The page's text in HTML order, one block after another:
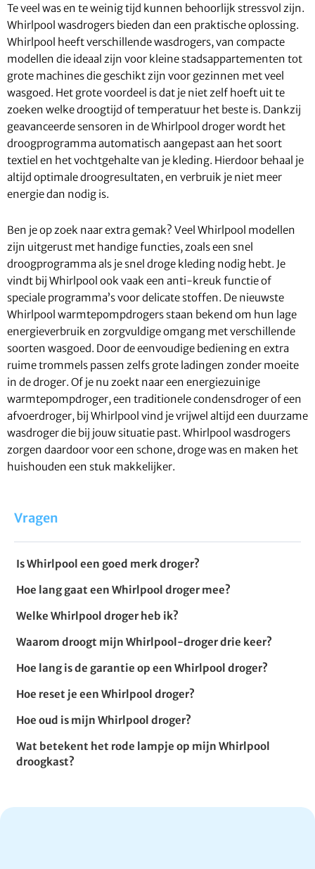
Te veel was en te weinig tijd kunnen behoorlijk stressvol zijn.
Whirlpool wasdrogers bieden dan een praktische oplossing.
Whirlpool heeft verschillende wasdrogers, van compacte
modellen die ideaal zijn voor kleine stadsappartementen tot
grote machines die geschikt zijn voor gezinnen met veel
wasgoed. Het grote voordeel is dat je niet zelf hoeft uit te
zoeken welke droogtijd of temperatuur het beste is. Dankzij
geavanceerde sensoren in de Whirlpool droger wordt het
droogprogramma automatisch aangepast aan het soort
textiel en het vochtgehalte van je kleding. Hierdoor behaal je
altijd optimale droogresultaten, en verbruik je niet meer
energie dan nodig is.
Ben je op zoek naar extra gemak? Veel Whirlpool modellen
zijn uitgerust met handige functies, zoals een snel
droogprogramma als je snel droge kleding nodig hebt. Je
vindt bij Whirlpool ook vaak een anti-kreuk functie of
speciale programma’s voor delicate stoffen. De nieuwste
Whirlpool warmtepompdrogers staan bekend om hun lage
energieverbruik en zorgvuldige omgang met verschillende
soorten wasgoed. Door de eenvoudige bediening en extra
ruime trommels passen zelfs grote ladingen zonder moeite
in de droger. Of je nu zoekt naar een energiezuinige
warmtepompdroger, een traditionele condensdroger of een
afvoerdroger, bij Whirlpool vind je vrijwel altijd een duurzame
wasdroger die bij jouw situatie past. Whirlpool wasdrogers
zorgen daardoor voor een schone, droge was en maken het
huishouden een stuk makkelijker.
Vragen
Is Whirlpool een goed merk droger?
Hoe lang gaat een Whirlpool droger mee?
Welke Whirlpool droger heb ik?
Waarom droogt mijn Whirlpool-droger drie keer?
Hoe lang is de garantie op een Whirlpool droger?
Hoe reset je een Whirlpool droger?
Hoe oud is mijn Whirlpool droger?
Wat betekent het rode lampje op mijn Whirlpool
droogkast?